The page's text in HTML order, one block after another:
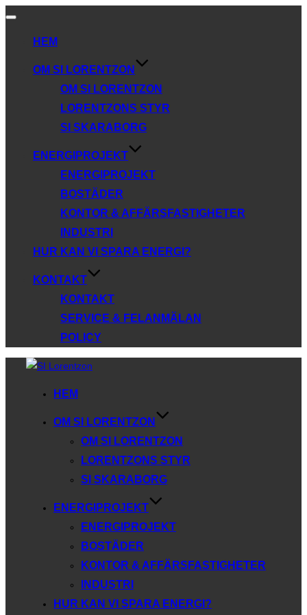
Slå
navigering
HEM
OM SI LORENTZON
OM SI LORENTZON
LORENTZONS STYR
SI SKARABORG
ENERGIPROJEKT
ENERGIPROJEKT
BOSTÄDER
KONTOR & AFFÄRSFASTIGHETER
INDUSTRI
HUR KAN VI SPARA ENERGI?
KONTAKT
KONTAKT
SERVICE & FELANMÄLAN
POLICY
Hoppa
HEM
OM SI LORENTZON
OM SI LORENTZON
LORENTZONS STYR
SI SKARABORG
ENERGIPROJEKT
ENERGIPROJEKT
BOSTÄDER
KONTOR & AFFÄRSFASTIGHETER
INDUSTRI
HUR KAN VI SPARA ENERGI?